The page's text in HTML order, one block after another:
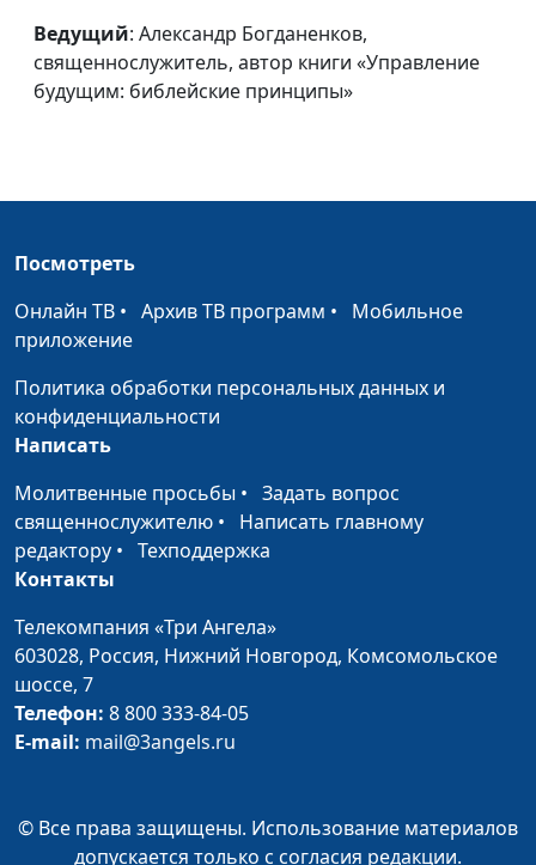
принципы»
Миг между прошлым
Александр Богданенков,
принципы»
День пожилых людей
доктор практической
День народного
единства
Андрей Качалаба,
День труда – 1 мая
Андрей Качалаба,
священнослужитель,
День семьи
Андрей Качалаба,
#281
священнослужитель,
доктор практической
Ведущий: Александр Богданенков,
священнослужитель, автор книги «Управление
будущим: библейские принципы»
Посмотреть
Онлайн ТВ • Архив ТВ программ • Мобильное
приложение
Политика обработки персональных данных и
конфиденциальности
Написать
Молитвенные просьбы • Задать вопрос
священнослужителю • Написать главному
редактору • Техподдержка
Контакты
Телекомпания «Три Ангела»
603028, Россия, Нижний Новгород, Комсомольское
шоссе, 7
Телефон: 8 800 333-84-05
E-mail: mail@3angels.ru
© Все права защищены. Использование материалов
допускается только с согласия редакции.